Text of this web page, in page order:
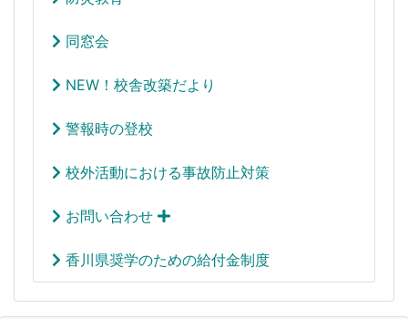
同窓会
NEW！校舎改築だより
警報時の登校
校外活動における事故防止対策
お問い合わせ
香川県奨学のための給付金制度